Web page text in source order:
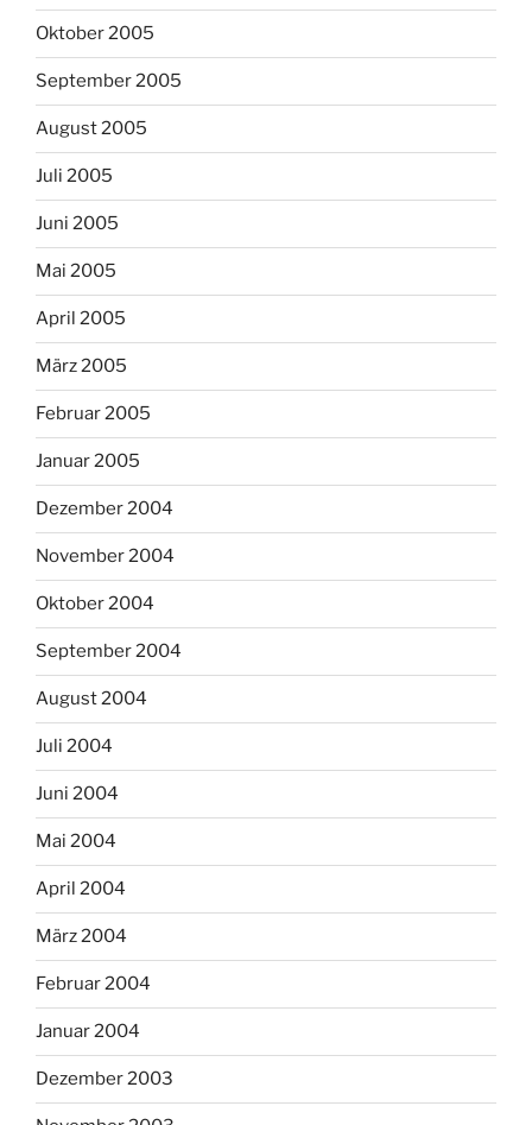
Oktober 2005
September 2005
August 2005
Juli 2005
Juni 2005
Mai 2005
April 2005
März 2005
Februar 2005
Januar 2005
Dezember 2004
November 2004
Oktober 2004
September 2004
August 2004
Juli 2004
Juni 2004
Mai 2004
April 2004
März 2004
Februar 2004
Januar 2004
Dezember 2003